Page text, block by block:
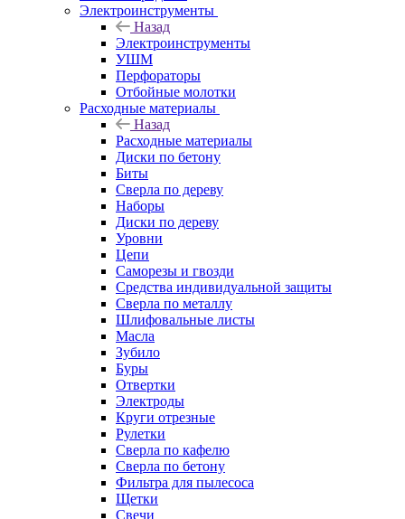
Электроинструменты
Назад
Электроинструменты
УШМ
Перфораторы
Отбойные молотки
Расходные материалы
Назад
Расходные материалы
Диски по бетону
Биты
Сверла по дереву
Наборы
Диски по дереву
Уровни
Цепи
Саморезы и гвозди
Средства индивидуальной защиты
Сверла по металлу
Шлифовальные листы
Масла
Зубило
Буры
Отвертки
Электроды
Круги отрезные
Рулетки
Сверла по кафелю
Сверла по бетону
Фильтра для пылесоса
Щетки
Свечи